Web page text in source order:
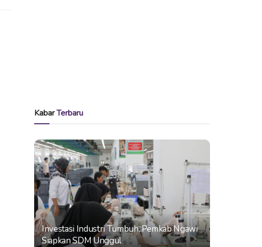
KabarTerbaru
Investasi Industri Tumbuh, Pemkab Ngawi
Siapkan SDM Unggul